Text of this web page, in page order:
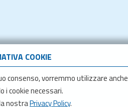
COOKIE
consenso, vorremmo utilizzare anche
i cookie necessari.
nostraPrivacy Policy.